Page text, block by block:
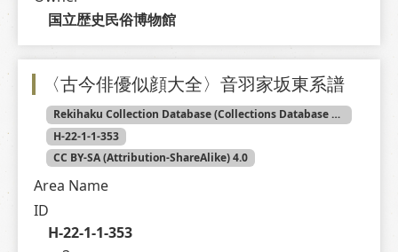
国立歴史民俗博物館
〈古今俳優似顔大全〉音羽家坂東系譜
Rekihaku Collection Database (Collections Database of the National Museum of Japanese History)
H-22-1-1-353
CC BY-SA (Attribution-ShareAlike) 4.0
Area Name
ID
H-22-1-1-353